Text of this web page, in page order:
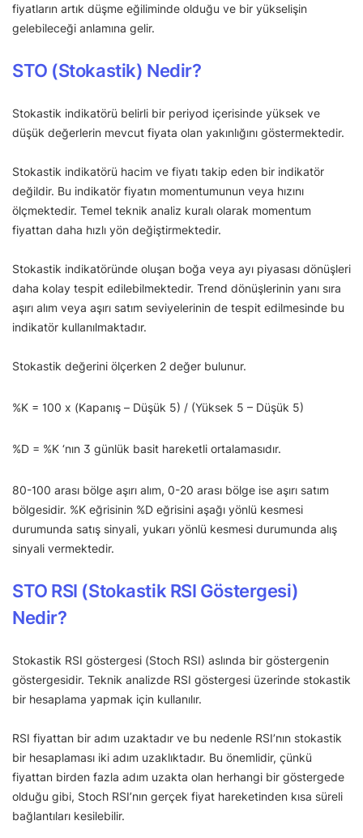
fiyatların artık düşme eğiliminde olduğu ve bir yükselişin
gelebileceği anlamına gelir.
STO (Stokastik) Nedir?
Stokastik indikatörü belirli bir periyod içerisinde yüksek ve
düşük değerlerin mevcut fiyata olan yakınlığını göstermektedir.
Stokastik indikatörü hacim ve fiyatı takip eden bir indikatör
değildir. Bu indikatör fiyatın momentumunun veya hızını
ölçmektedir. Temel teknik analiz kuralı olarak momentum
fiyattan daha hızlı yön değiştirmektedir.
Stokastik indikatöründe oluşan boğa veya ayı piyasası dönüşleri
daha kolay tespit edilebilmektedir. Trend dönüşlerinin yanı sıra
aşırı alım veya aşırı satım seviyelerinin de tespit edilmesinde bu
indikatör kullanılmaktadır.
Stokastik değerini ölçerken 2 değer bulunur.
%K = 100 x (Kapanış – Düşük 5) / (Yüksek 5 – Düşük 5)
%D = %K ‘nın 3 günlük basit hareketli ortalamasıdır.
80-100 arası bölge aşırı alım, 0-20 arası bölge ise aşırı satım
bölgesidir. %K eğrisinin %D eğrisini aşağı yönlü kesmesi
durumunda satış sinyali, yukarı yönlü kesmesi durumunda alış
sinyali vermektedir.
STO RSI (Stokastik RSI Göstergesi)
Nedir?
Stokastik RSI göstergesi (Stoch RSI) aslında bir göstergenin
göstergesidir. Teknik analizde RSI göstergesi üzerinde stokastik
bir hesaplama yapmak için kullanılır.
RSI fiyattan bir adım uzaktadır ve bu nedenle RSI’nın stokastik
bir hesaplaması iki adım uzaklıktadır. Bu önemlidir, çünkü
fiyattan birden fazla adım uzakta olan herhangi bir göstergede
olduğu gibi, Stoch RSI’nın gerçek fiyat hareketinden kısa süreli
bağlantıları kesilebilir.